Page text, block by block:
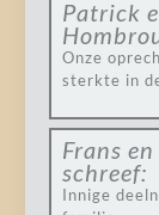
Patrick
Onze
sterkte in
Frans
schreef:
Innige